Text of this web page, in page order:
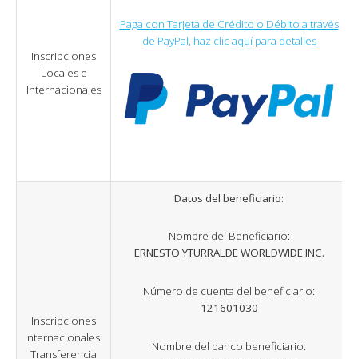
Inscripciones
Locales e
Internacionales
Paga con Tarjeta de Crédito o Débito a través
de PayPal, haz clic aquí para detalles
Inscripciones
Internacionales:
Transferencia
Datos del beneficiario:
Nombre del Beneficiario:
ERNESTO YTURRALDE WORLDWIDE INC.
Número de cuenta del beneficiario:
121601030
Nombre del banco beneficiario: